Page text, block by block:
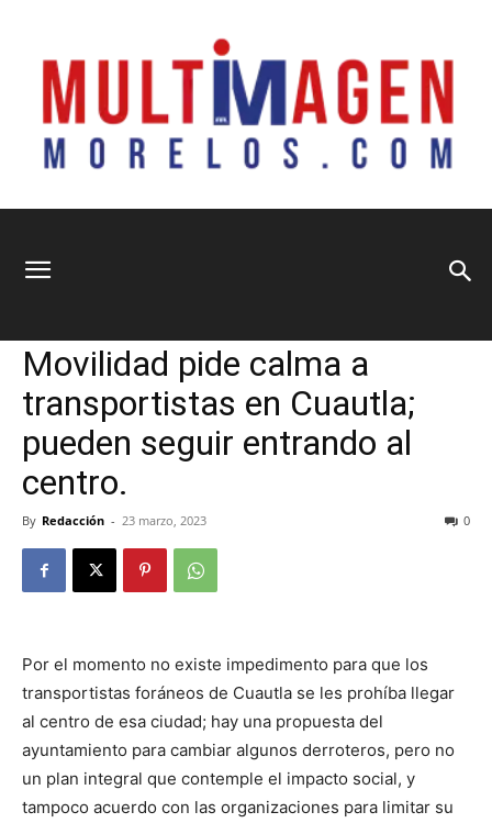
Morelos
Movilidad pide calma a
transportistas en Cuautla;
pueden seguir entrando al
centro.
By Redacción - 23 marzo, 2023 0
Por el momento no existe impedimento para que los
transportistas foráneos de Cuautla se les prohíba llegar
al centro de esa ciudad; hay una propuesta del
ayuntamiento para cambiar algunos derroteros, pero no
un plan integral que contemple el impacto social, y
tampoco acuerdo con las organizaciones para limitar su